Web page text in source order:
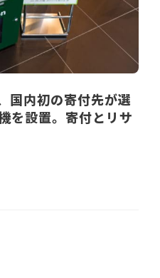
国内初の寄付先が選
を設置。寄付とリサ